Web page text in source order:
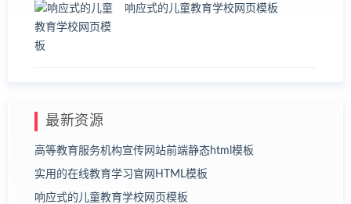
响应式的儿童教育学校网页模板
最新资源
高等教育服务机构宣传网站前端静态html模板
实用的在线教育学习官网HTML模板
响应式的儿童教育学校网页模板